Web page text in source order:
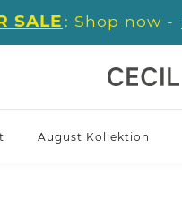
SALE : Shop now -
August Kollektion